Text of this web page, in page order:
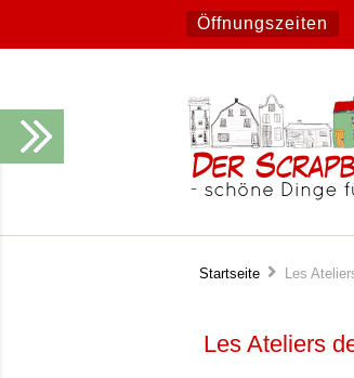
Öffnungszeiten
Startseite Les
Les Ateliers